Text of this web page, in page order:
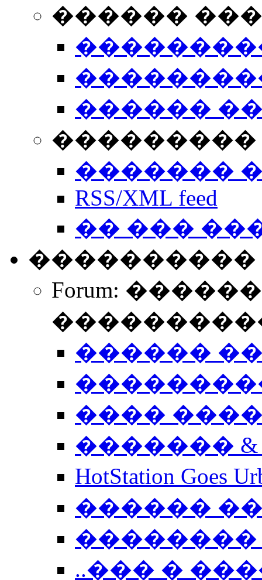
������
������
���������
�������
RSS/XML feed
�� ���
����������
Forum:
������
����
�������
HotStation
������
��������
..��� �